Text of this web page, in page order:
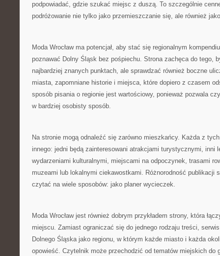
podpowiadać, gdzie szukać miejsc z duszą. To szczególnie
podróżowanie nie tylko jako przemieszczanie się, ale również
Moda Wrocław ma potencjał, aby stać się regionalnym
poznawać Dolny Śląsk bez pośpiechu. Strona zachęca do tego,
najbardziej znanych punktach, ale sprawdzać również boczne
miasta, zapomniane historie i miejsca, które dopiero z czasem
sposób pisania o regionie jest wartościowy, ponieważ pozwala
w bardziej osobisty sposób.
Na stronie mogą odnaleźć się zarówno mieszkańcy. Każda z
innego: jedni będą zainteresowani atrakcjami turystycznymi, inni
wydarzeniami kulturalnymi, miejscami na odpoczynek, trasami
muzeami lub lokalnymi ciekawostkami. Różnorodność publikacji
czytać na wiele sposobów: jako planer wycieczek.
Moda Wrocław jest również dobrym przykładem strony, która
miejscu. Zamiast ograniczać się do jednego rodzaju treści,
Dolnego Śląska jako regionu, w którym każde miasto i każda
opowieść. Czytelnik może przechodzić od tematów miejskich do